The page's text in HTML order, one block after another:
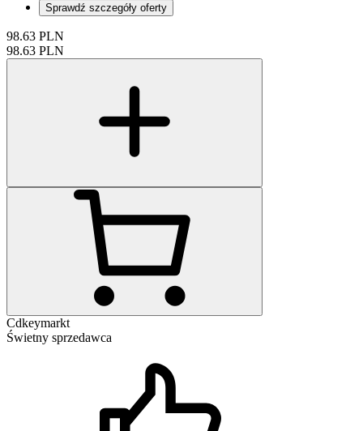
Sprawdź szczegóły oferty
98.63 PLN
98.63 PLN
Cdkeymarkt
Świetny sprzedawca